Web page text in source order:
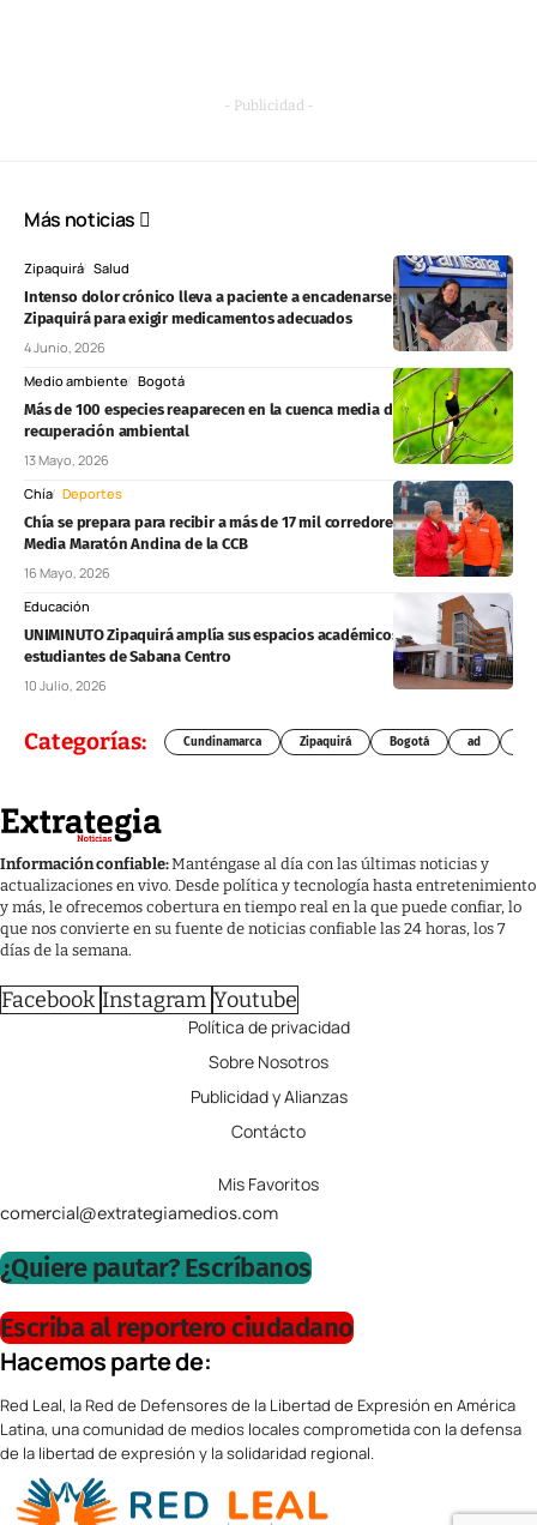
- Publicidad -
Más noticias
Zipaquirá Salud
Intenso dolor crónico lleva a paciente a encadenarse en Famisanar
Zipaquirá para exigir medicamentos adecuados
4 Junio, 2026
Medio ambiente Bogotá
Más de 100 especies reaparecen en la cuenca media del río Bogotá tras
recuperación ambiental
13 Mayo, 2026
Chía Deportes
Chía se prepara para recibir a más de 17 mil corredores en la tercera
Media Maratón Andina de la CCB
16 Mayo, 2026
Educación
UNIMINUTO Zipaquirá amplía sus espacios académicos para
estudiantes de Sabana Centro
10 Julio, 2026
Categorías: Cundinamarca Zipaquirá Bogotá ad
Información confiable:Manténgase al día con las últimas noticias y
actualizaciones en vivo. Desde política y tecnología hasta entretenimiento
y más, le ofrecemos cobertura en tiempo real en la que puede confiar, lo
que nos convierte en su fuente de noticias confiable las 24 horas, los 7
días de la semana.
Facebook Instagram Youtube
Política de privacidad
Sobre Nosotros
Publicidad y Alianzas
Contácto
Mis Favoritos
comercial@extrategiamedios.com
¿Quiere pautar? Escríbanos
Escriba al reportero ciudadano
Hacemos parte de:
Red Leal, la Red de Defensores de la Libertad de Expresión en América
Latina, una comunidad de medios locales comprometida con la defensa
de la libertad de expresión y la solidaridad regional.